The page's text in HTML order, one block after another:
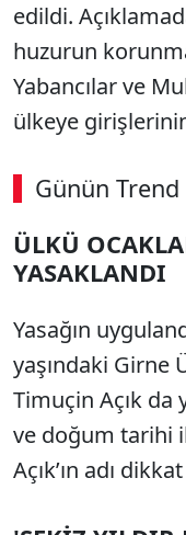
edildi.
huzurun
Yabancılar ve
ülkeye
Günün
SÖZCÜ SON DAKİKA
ÜLKÜ
YASAKLANDI
Yasağın
yaşındaki Girne
Timuçin Açık da
ve doğum tarihi
Açık’ın adı